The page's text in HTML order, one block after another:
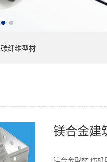
碳纤维型材
镁合金建
镁合金型材 纺